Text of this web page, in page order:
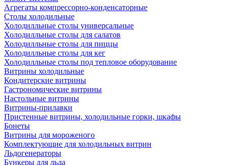
Агрегаты компрессорно-конденсаторные
Столы холодильные
Холодилльные столы универсальные
Холодилльные столы для салатов
Холодилльные столы для пиццы
Холодилльные столы для кег
Холодилльные столы под тепловое оборудование
Витрины холодильные
Кондитерские витрины
Гастрономические витрины
Настольные витрины
Витрины-прилавки
Пристенные витрины, холодильные горки, шкафы
Бонеты
Витрины для мороженого
Комплектующие для холодильных витрин
Льдогенераторы
Бункеры для льда